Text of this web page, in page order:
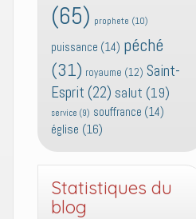
(65) prophete (10)
puissance (14) péché
(31) royaume (12) Saint-
Esprit (22) salut (19)
service (9) souffrance (14)
église (16)
Statistiques du
blog